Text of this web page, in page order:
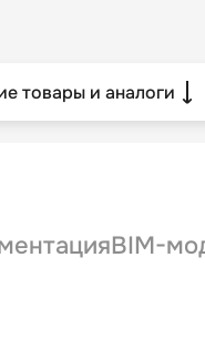
товары и аналоги
BIM-